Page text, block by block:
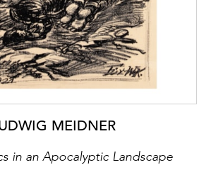
MEIDNER
in an Apocalyptic Landscape